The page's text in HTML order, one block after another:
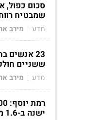
סכום כפול,
שמבטיח רווח
מדע | מירב
23 אנשים
ששניים
מדע | מירב
ישנה ב-1.6 מיליון